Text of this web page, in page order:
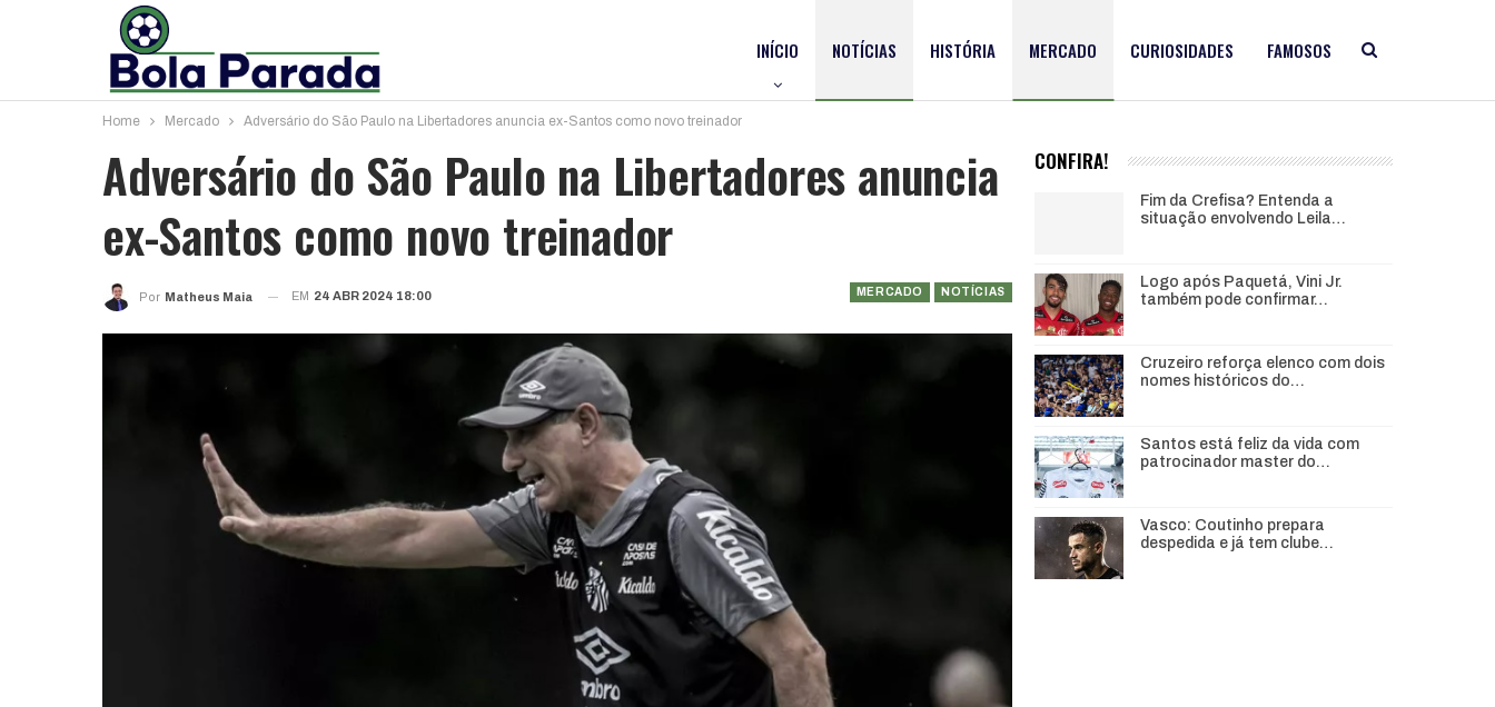
INÍCIO NOTÍCIAS HISTÓRIA MERCADO CURIOSIDADES FAMOSOS
Home Mercado Adversário do São Paulo na Libertadores anuncia ex-Santos como novo treinador
Adversário do São Paulo na Libertadores anuncia
ex-Santos como novo treinador
MERCADO NOTÍCIAS
Por Matheus Maia EM 24 ABR 2024 18:00
CONFIRA!
Fim da Crefisa? Entenda a
situação envolvendo Leila…
Logo após Paquetá, Vini Jr.
também pode confirmar…
Cruzeiro reforça elenco com dois
nomes históricos do…
Santos está feliz da vida com
patrocinador master do…
Vasco: Coutinho prepara
despedida e já tem clube…